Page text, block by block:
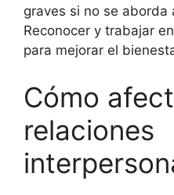
graves si no se aborda
Reconocer y trabajar
para mejorar el
Cómo
relaciones